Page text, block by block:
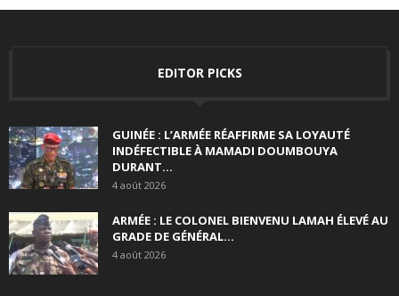
EDITOR PICKS
GUINÉE : L’ARMÉE RÉAFFIRME SA LOYAUTÉ
INDÉFECTIBLE À MAMADI DOUMBOUYA
DURANT...
4 août 2026
ARMÉE : LE COLONEL BIENVENU LAMAH ÉLEVÉ AU
GRADE DE GÉNÉRAL...
4 août 2026